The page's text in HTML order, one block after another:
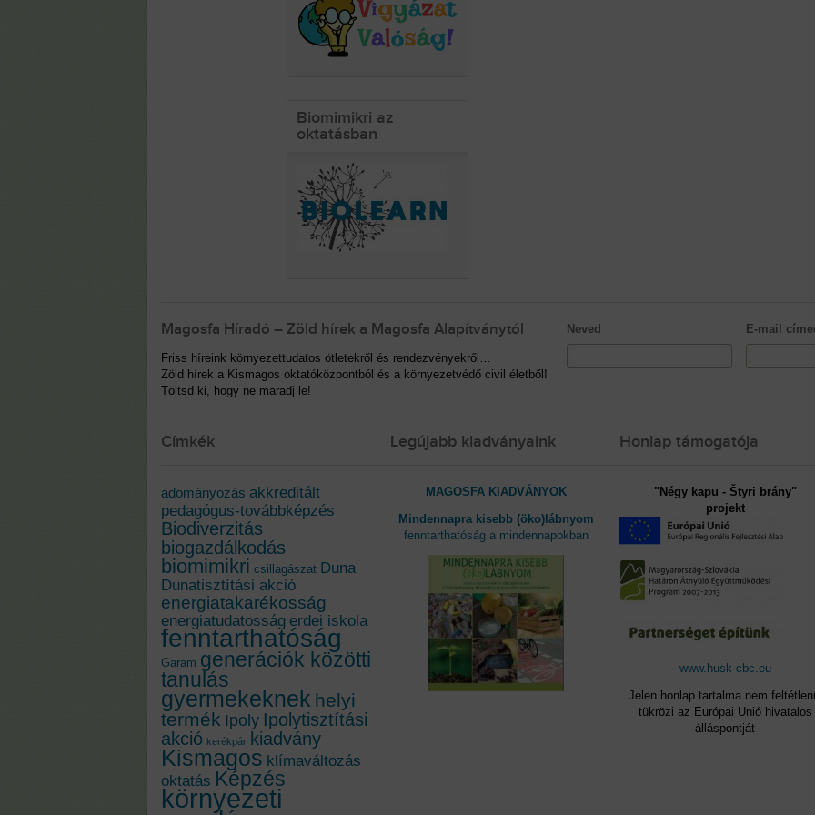
Biomimikri az
oktatásban
Magosfa Híradó – Zöld hírek a Magosfa Alapítványtól
Friss híreink környezettudatos ötletekről és rendezvényekről…
Zöld hírek a Kismagos oktatóközpontból és a környezetvédő civil életből!
Töltsd ki, hogy ne maradj le!
Neved E-mail
Címkék
adományozás akkreditált
pedagógus-továbbképzés
Biodiverzitás
biogazdálkodás
biomimikri csillagászat Duna
Dunatisztítási akció
energiatakarékosság
energiatudatosság erdei iskola
fenntarthatóság
Garam generációk közötti
tanulás
gyermekeknek helyi
termék Ipoly Ipolytisztítási
akció kerékpár kiadvány
Kismagos klímaváltozás
oktatás Képzés
környezeti
Legújabb kiadványaink
MAGOSFA KIADVÁNYOK
Mindennapra kisebb (öko)lábnyom
fenntarthatóság a mindennapokban
Honlap támogatója
"Négy kapu - Štyri brány"
projekt
www.husk-cbc.eu
Jelen honlap tartalma nem
tükrözi az Európai Unió hivatalos
álláspontját